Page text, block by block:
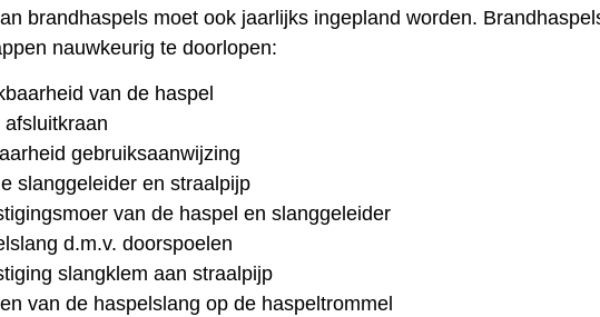
brandhaspels moet ook jaarlijks ingepland worden.
nauwkeurig te doorlopen:
van de haspel
gebruiksaanwijzing
slanggeleider en straalpijp
van de haspel en slanggeleider
d.m.v. doorspoelen
slangklem aan straalpijp
van de haspelslang op de haspeltrommel